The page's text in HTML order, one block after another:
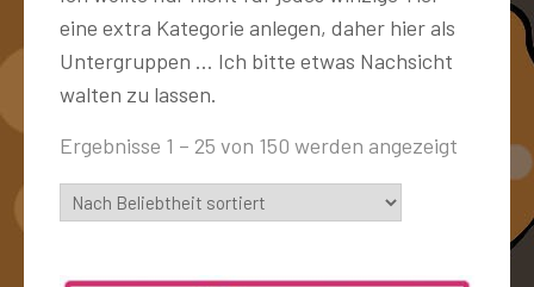
eine extra Kategorie anlegen, daher hier als
Untergruppen … Ich bitte etwas Nachsicht
walten zu lassen.
Ergebnisse 1 – 25 von 150 werden angezeigt